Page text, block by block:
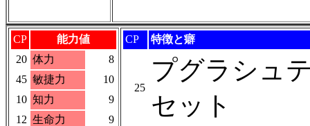
CP
能力値
20 体力
8
45 敏捷力
10
10 知力
9
12 生命力
9
CP 特徴と癖
25
プグラシュ
セット